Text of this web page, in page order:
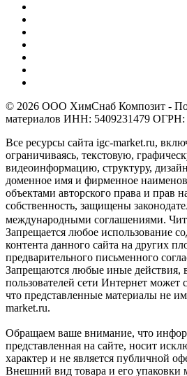
© 2026 ООО ХимСнаб Композит -
материалов ИНН: 5409231479 ОГРН:
Все ресурсы сайта igc-market.ru,
ограничиваясь, текстовую,
видеоинформацию, структуру,
доменное имя и фирменное
объектами авторского права и прав
собственность, защищены
международными соглашениями.
Запрещается любое использование
контента данного сайта на других
предварительного письменного
Запрещаются любые иные действия, в
пользователей сети Интернет может
что представленные материалы не
market.ru.
Обращаем ваше внимание, что
представленная на сайте, носит
характер и не является публичной
Внешний вид товара и его упаковки